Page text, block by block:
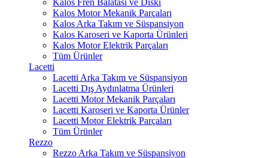
Kalos Fren Balatası ve Diski
Kalos Motor Mekanik Parçaları
Kalos Arka Takım ve Süspansiyon
Kalos Karoseri ve Kaporta Ürünleri
Kalos Motor Elektrik Parçaları
Tüm Ürünler
Lacetti
Lacetti Arka Takım ve Süspansiyon
Lacetti Dış Aydınlatma Ürünleri
Lacetti Motor Mekanik Parçaları
Lacetti Karoseri ve Kaporta Ürünler
Lacetti Motor Elektrik Parçaları
Tüm Ürünler
Rezzo
Rezzo Arka Takım ve Süspansiyon